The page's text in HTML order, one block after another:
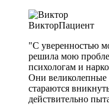
ВикторПациент
"С уверенностью
решила мою
психологам и
Они великолепные
стараются
действительно